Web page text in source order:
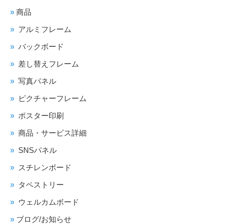
商品
アルミフレーム
バックボード
差し替えフレーム
写真パネル
ピクチャーフレーム
ポスター印刷
商品・サービス詳細
SNSパネル
スチレンボード
タペストリー
ウェルカムボード
ブログ/お知らせ